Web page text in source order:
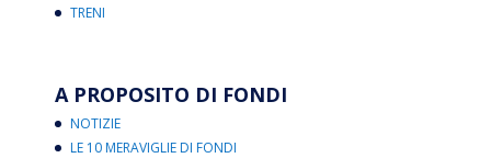
TRENI
A PROPOSITO DI FONDI
NOTIZIE
LE 10 MERAVIGLIE DI FONDI